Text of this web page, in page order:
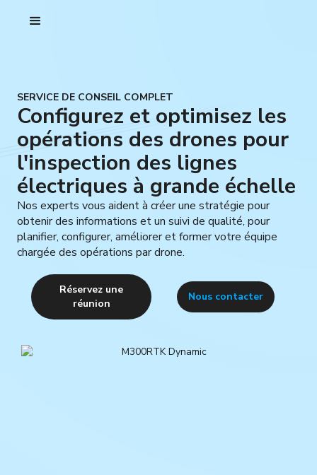
SERVICE DE CONSEIL COMPLET
Configurez et optimisez les
opérations des drones pour
l'inspection des lignes
électriques à grande échelle
Nos experts vous aident à créer une stratégie pour
obtenir des informations et un suivi de qualité, pour
planifier, configurer, améliorer et former votre équipe
chargée des opérations par drone.
Réservez une
réunion
Nous contacter